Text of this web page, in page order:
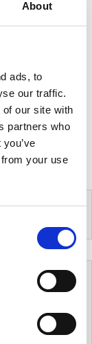
About
ads, to
our traffic.
our site with
partners who
your use
に管理する
スが促進され
増えています
握しておくこ
て頂 […]
続きを読む
メールアドレ